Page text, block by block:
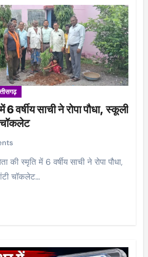
6 वर्षीय साची ने रोपा पौधा, स्कूली
चॉकलेट
चॉकलेट…